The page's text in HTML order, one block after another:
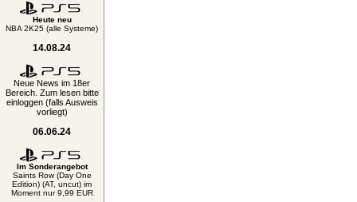
Heute neu
NBA 2K25 (alle Systeme)
14.08.24
Neue News im 18er
Bereich. Zum lesen bitte
einloggen (falls Ausweis
vorliegt)
06.06.24
Im Sonderangebot
Saints Row (Day One
Edition) (AT, uncut) im
Moment nur 9,99 EUR